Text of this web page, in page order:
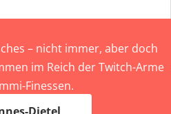
– nicht immer, aber doch
im Reich der Twitch-Arme
Finessen.